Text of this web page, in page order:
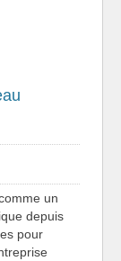
un
depuis
pour